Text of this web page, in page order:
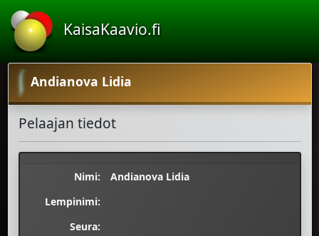
KaisaKaavio.fi
Andianova Lidia
Pelaajan tiedot
Nimi:
Andianova Lidia
Lempinimi:
Seura: